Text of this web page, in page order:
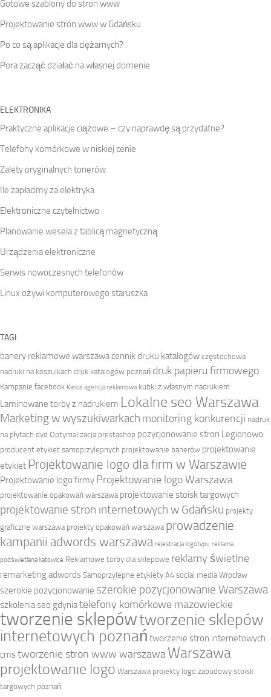
Gotowe szablony do stron www
Projektowanie stron www w Gdańsku
Po co są aplikacje dla ciężarnych?
Pora zacząć działać na własnej domenie
ELEKTRONIKA
Praktyczne aplikacje ciążowe – czy naprawdę są przydatne?
Telefony komórkowe w niskiej cenie
Zalety oryginalnych tonerów
Ile zapłacimy za elektryka
Elektroniczne czytelnictwo
Planowanie wesela z tablicą magnetyczną
Urządzenia elektroniczne
Serwis nowoczesnych telefonów
Linux ożywi komputerowego staruszka
TAGI
banery reklamowe warszawacennik druku katalogów częstochowa
nadruki na koszulkach druk katalogów poznań druk papieru firmowego
Kampanie facebook Kielce agencja reklamowa kubki z własnym nadrukiem
Laminowane torby z nadrukiem Lokalne seo Warszawa
Marketing w wyszukiwarkach monitoring konkurencji nadruk
na płytach dvd Optymalizacja prestashop pozycjonowanie stron Legionowo
producent etykiet samoprzylepnych projektowanie banerów projektowanie
etykiet Projektowanie logo dla firm w Warszawie
Projektowanie logo firmy Projektowanie logo Warszawa
projektowanie opakowań warszawa projektowanie stoisk targowych
projektowanie stron internetowych w Gdańsku projekty
graficzne warszawa projekty opakowań warszawa prowadzenie
kampanii adwords warszawa rejestracja logotypu reklama
podświetlana katowice Reklamowe torby dla sklepowe reklamy świetlne
remarketing adwords Samoprzylepne etykiety A4 social media Wrocław
szerokie pozycjonowanie szerokie pozycjonowanie Warszawa
szkolenia seo gdyniatelefony komórkowe mazowieckie
tworzenie sklepówtworzenie sklepów
internetowych poznań tworzenie stron internetowych
cmstworzenie stron www warszawaWarszawa
projektowanie logo Warszawa projekty logo zabudowy stoisk
targowych poznań